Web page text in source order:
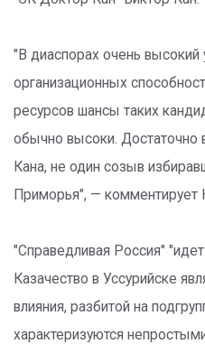
"В диаспорах очень высокий
организационных
ресурсов шансы таких
обычно высоки. Достаточно
Кана, не один созыв
Приморья", — комментирует
"Справедливая Россия"
Казачество в Уссурийске
влияния, разбитой на
характеризуются